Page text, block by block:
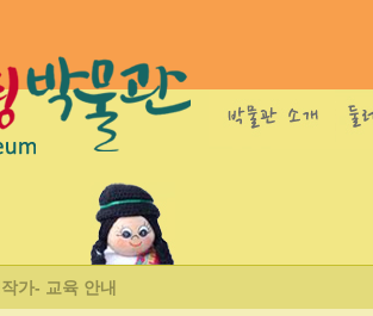
가- 교육 안내